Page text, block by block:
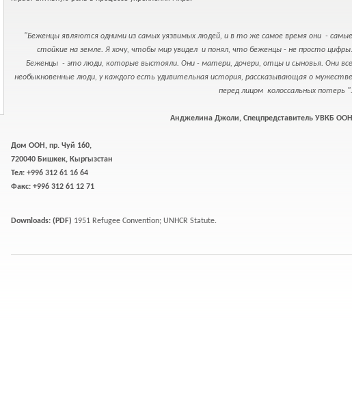
"Беженцы являются одними из самых уязвимых людей, и в то же самое время они - самые
стойкие на земле. Я хочу, чтобы мир увидел и понял, что беженцы - не просто цифры.
Беженцы - это люди, которые выстояли. Они - матери, дочери, отцы и сыновья. Они все
необыкновенные люди, у каждого есть удивительная история, рассказывающая о мужестве
перед лицом колоссальных потерь ".
Анджелина Джоли, Спецпредставитель УВКБ ООН
Дом ООН, пр. Чуй 160,
720040 Бишкек, Кыргызстан
Тел: +996 312 61 16 64
Факс: +996 312 61 12 71
Downloads: (PDF) 1951 Refugee Convention; UNHCR Statute.